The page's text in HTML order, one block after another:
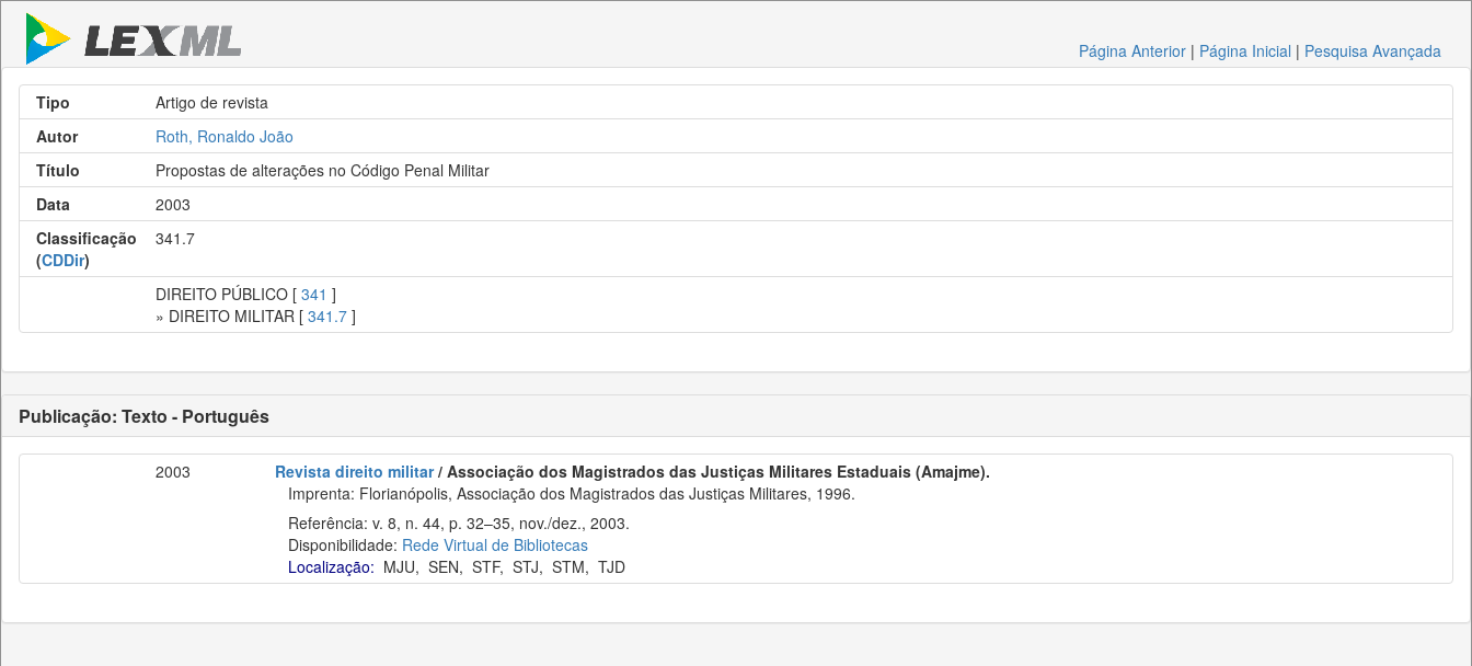
Página Anterior | Página Inicial | Pesquisa Avançada
Tipo
Artigo de revista
Autor
Roth, Ronaldo João
Título
Propostas de alterações no Código Penal Militar
Data
2003
Classificação
(CDDir)
341.7
DIREITO PÚBLICO [ 341 ]
» DIREITO MILITAR [ 341.7 ]
Publicação: Texto - Português
2003 Revista direito militar/ Associação dos Magistrados das Justiças Militares Estaduais (Amajme).
Imprenta: Florianópolis, Associação dos Magistrados das Justiças Militares, 1996.
Referência: v. 8, n. 44, p. 32–35, nov./dez., 2003.
Disponibilidade: Rede Virtual de Bibliotecas
Localização: MJU, SEN, STF, STJ, STM, TJD